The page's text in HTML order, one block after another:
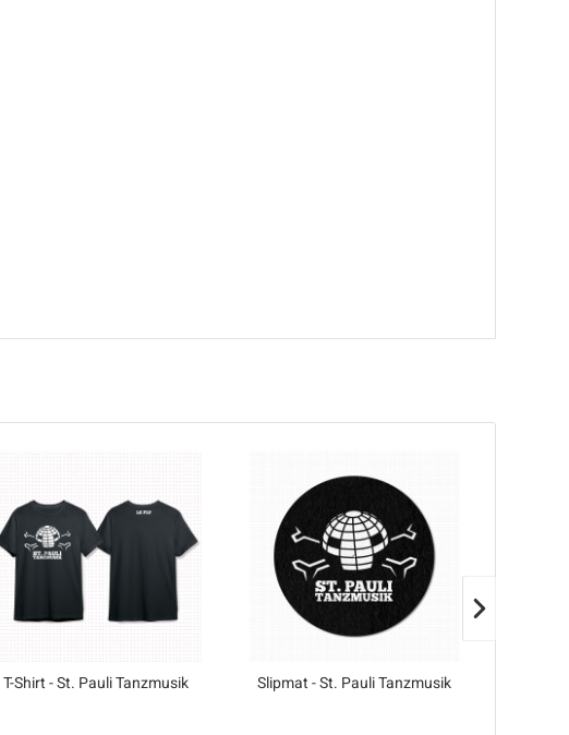
T-Shirt - St. Pauli Tanzmusik Slipmat - St. Pauli Tanzmusik